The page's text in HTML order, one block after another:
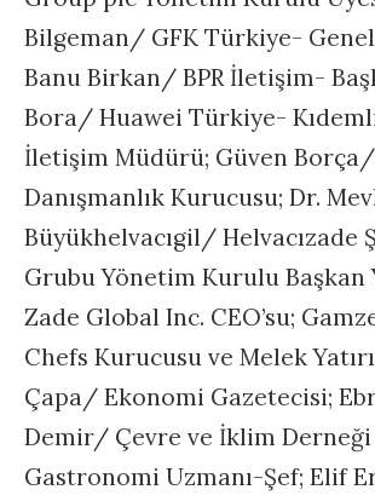
Bilgeman/ GFK Türkiye-
Banu Birkan/ BPR İletişim-
Bora/ Huawei Türkiye-
İletişim Müdürü; Güven
Danışmanlık Kurucusu; Dr.
Büyükhelvacıgil/ Helvacızade
Grubu Yönetim Kurulu Başkan
Zade Global Inc. CEO’su;
Chefs Kurucusu ve Melek
Çapa/ Ekonomi Gazetecisi;
Demir/ Çevre ve İklim
Gastronomi Uzmanı-Şef; Elif